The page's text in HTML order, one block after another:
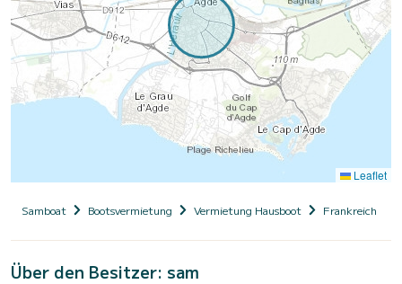
Leaflet
Samboat Bootsvermietung Vermietung Hausboot Frankreich
Über den Besitzer: sam